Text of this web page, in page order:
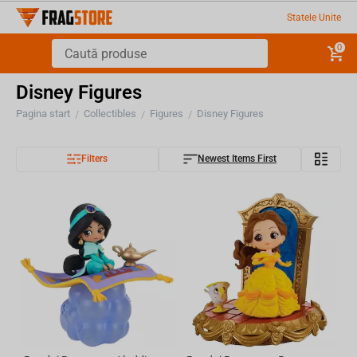
Statele Unite
0
Disney Figures
Pagina start / Collectibles / Figures / Disney Figures
Filters Newest Items First